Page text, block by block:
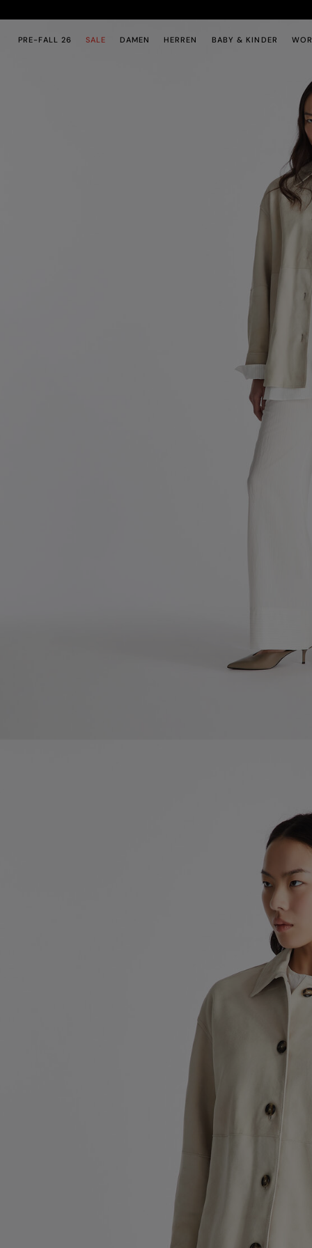
PRE-FALL 26 SALE DAMEN HERREN BABY & KINDER